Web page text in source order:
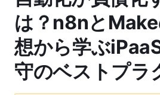
は？n8nと
想から学ぶ
守のベストプラ